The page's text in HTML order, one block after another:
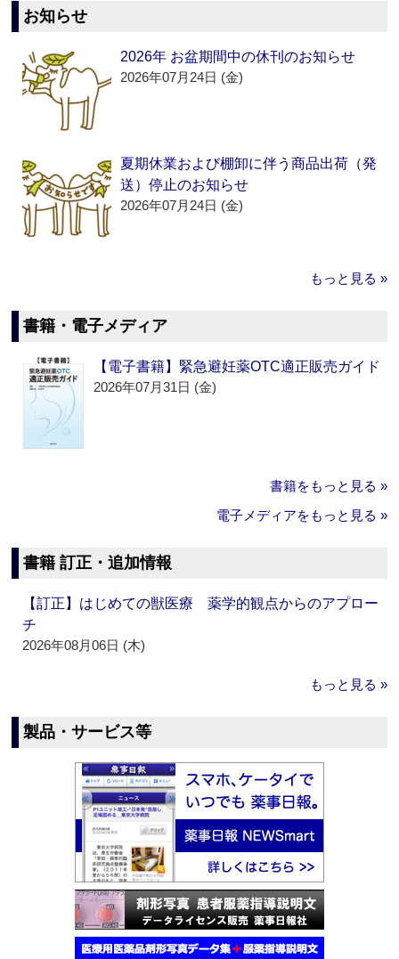
お知らせ
2026年 お盆期間中の休刊のお知らせ
2026年07月24日 (金)
夏期休業および棚卸に伴う商品出荷（発
送）停止のお知らせ
2026年07月24日 (金)
もっと見る »
書籍・電子メディア
【電子書籍】緊急避妊薬OTC適正販売ガイド
2026年07月31日 (金)
書籍をもっと見る »
電子メディアをもっと見る »
書籍 訂正・追加情報
【訂正】はじめての獣医療 薬学的観点からのアプロー
チ
2026年08月06日 (木)
もっと見る »
製品・サービス等